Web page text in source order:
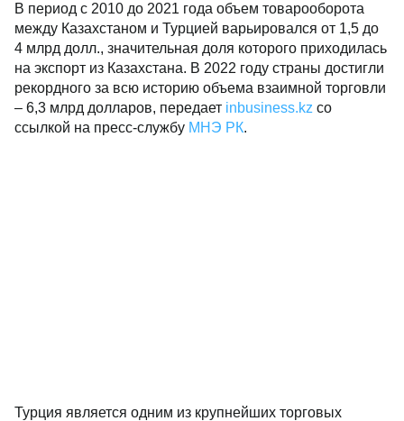
В период с 2010 до 2021 года объем товарооборота
между Казахстаном и Турцией варьировался от 1,5 до
4 млрд долл., значительная доля которого приходилась
на экспорт из Казахстана. В 2022 году страны достигли
рекордного за всю историю объема взаимной торговли
– 6,3 млрд долларов, передает inbusiness.kz со
ссылкой на пресс-службу МНЭ РК.
Турция является одним из крупнейших торговых